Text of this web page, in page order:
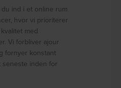
ind i et online rum
hvor vi prioriterer
med
Vi forbliver ajour
fornyer konstant
inden for